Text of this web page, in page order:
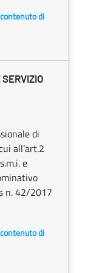
di
di
all’art.2
e
n. 42/2017
di